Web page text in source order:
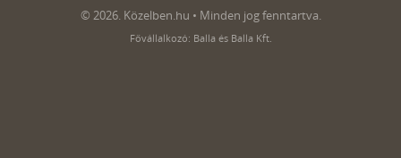
© 2026. Közelben.hu • Minden jog fenntartva.
Fővállalkozó: Balla és Balla Kft.